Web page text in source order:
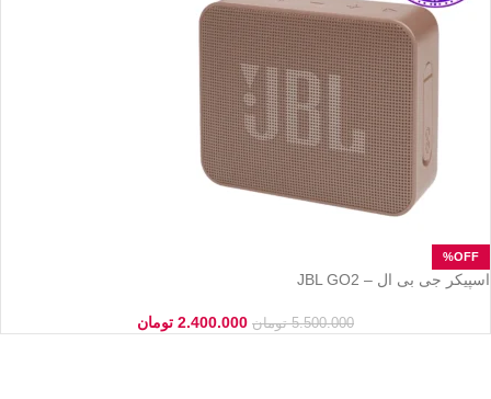
اسپیکر جی بی ال – JBL GO2
5.500.000 تومان 2.400.000 تومان